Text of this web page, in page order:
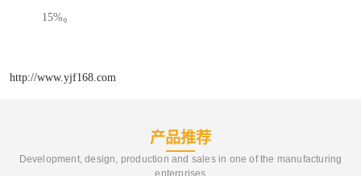
15%。
http://www.yjf168.com
产品推荐
Development, design, production and sales in one of the manufacturing
enterprises